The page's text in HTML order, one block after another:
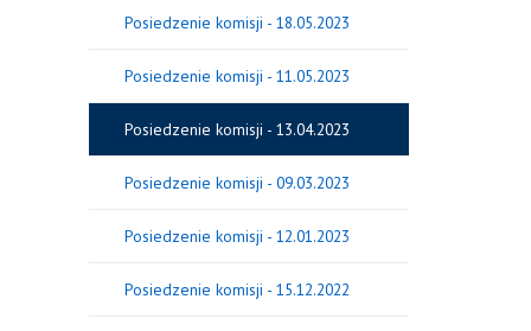
Posiedzenie komisji - 18.05.2023
Posiedzenie komisji - 11.05.2023
Posiedzenie komisji - 13.04.2023
Posiedzenie komisji - 09.03.2023
Posiedzenie komisji - 12.01.2023
Posiedzenie komisji - 15.12.2022